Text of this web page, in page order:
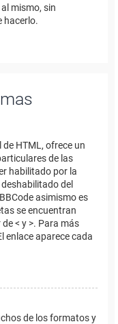
mismo, sin
hacerlo.
HTML, ofrece un
de las
habilitado por la
del
asimismo es
se encuentran
< y >. Para más
enlace aparece cada
de los formatos y